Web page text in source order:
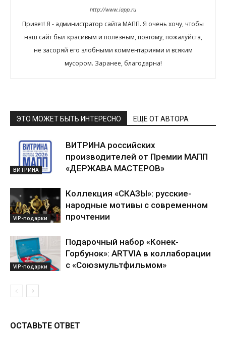
http://www.iapp.ru
Привет! Я - администратор сайта МАПП. Я очень хочу, чтобы
наш сайт был красивым и полезным, поэтому, пожалуйста,
не засоряй его злобными комментариями и всяким
мусором. Заранее, благодарна!
ЭТО МОЖЕТ БЫТЬ ИНТЕРЕСНО ЕЩЕ ОТ АВТОРА
ВИТРИНА
ВИТРИНА российских
производителей от Премии МАПП
«ДЕРЖАВА МАСТЕРОВ»
VIP-подарки
Коллекция «СКАЗЫ»: русские-
народные мотивы с современном
прочтении
VIP-подарки
Подарочный набор «Конек-
Горбунок»: ARTVIA в коллаборации
с «Союзмультфильмом»
ОСТАВЬТЕ ОТВЕТ